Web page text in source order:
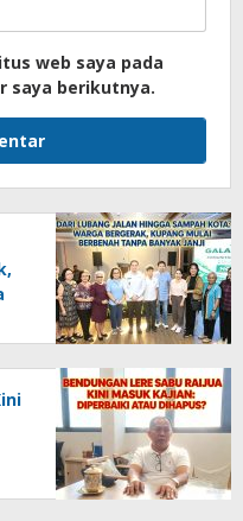
web saya pada
saya berikutnya.